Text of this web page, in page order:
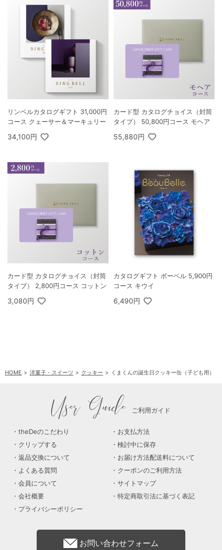
リンベルカタログギフト 31,000円
コース クェーサー＆マーキュリー
34,100円
カード型 カタログチョイス（封筒
タイプ） 50,800円コース モヘア
55,880円
カード型 カタログチョイス（封筒
タイプ） 2,800円コース コットン
3,080円
カタログギフト ボーベル 5,900円
コース キウイ
6,490円
HOME 洋菓子・スイーツ クッキー くまくんの誕生日クッキー缶（子ども用）
User Guide ご利用ガイド
theDeのこだわり
お支払方法
クリップする
検討中に保存
返品交換について
お届け方法配送料について
よくある質問
クーポンのご利用方法
会員について
サイトマップ
会社概要
特定商取引法に基づく表記
プライバシーポリシー
お問い合わせフォーム